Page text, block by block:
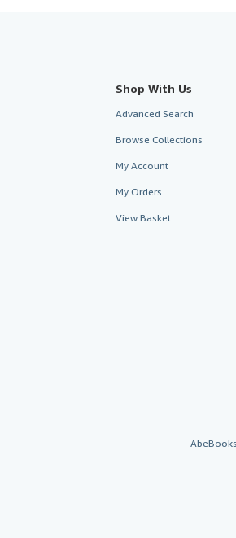
Shop With Us
Advanced Search
Browse Collections
My Account
My Orders
View Basket